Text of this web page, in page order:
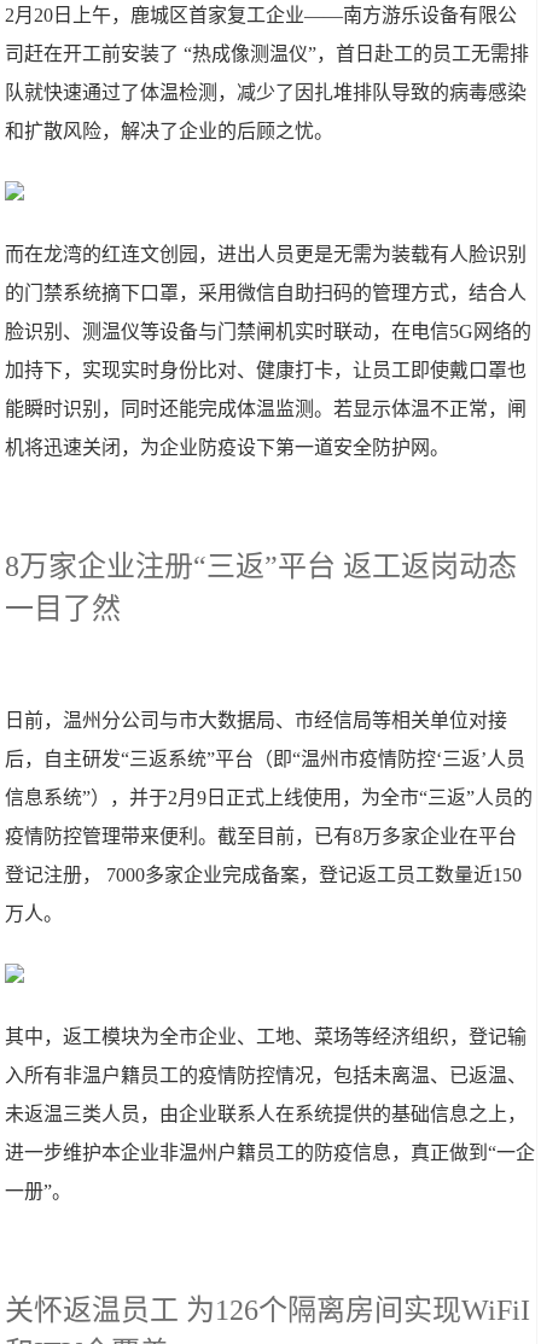
2月20日上午，鹿城区首家复工企业——南方游乐设备有限公
司赶在开工前安装了 “热成像测温仪”，首日赴工的员工无需排
队就快速通过了体温检测，减少了因扎堆排队导致的病毒感染
和扩散风险，解决了企业的后顾之忧。
而在龙湾的红连文创园，进出人员更是无需为装载有人脸识别
的门禁系统摘下口罩，采用微信自助扫码的管理方式，结合人
脸识别、测温仪等设备与门禁闸机实时联动，在电信5G网络的
加持下，实现实时身份比对、健康打卡，让员工即使戴口罩也
能瞬时识别，同时还能完成体温监测。若显示体温不正常，闸
机将迅速关闭，为企业防疫设下第一道安全防护网。
8万家企业注册“三返”平台 返工返岗动态
一目了然
日前，温州分公司与市大数据局、市经信局等相关单位对接
后，自主研发“三返系统”平台（即“温州市疫情防控‘三返’人员
信息系统”），并于2月9日正式上线使用，为全市“三返”人员的
疫情防控管理带来便利。截至目前，已有8万多家企业在平台
登记注册， 7000多家企业完成备案，登记返工员工数量近150
万人。
其中，返工模块为全市企业、工地、菜场等经济组织，登记输
入所有非温户籍员工的疫情防控情况，包括未离温、已返温、
未返温三类人员，由企业联系人在系统提供的基础信息之上，
进一步维护本企业非温州户籍员工的防疫信息，真正做到“一企
一册”。
关怀返温员工 为126个隔离房间实现WiFiI